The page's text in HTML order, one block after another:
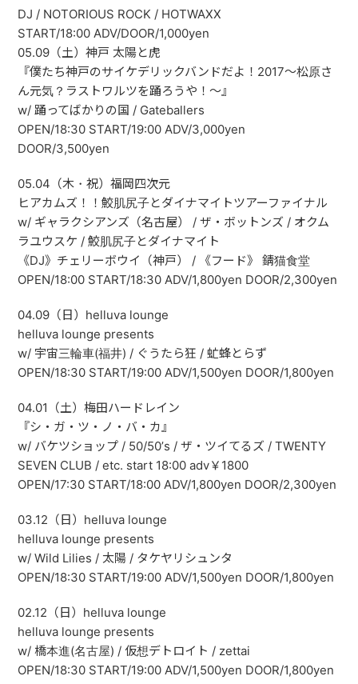
DJ / NOTORIOUS ROCK / HOTWAXX
START/18:00 ADV/DOOR/1,000yen
05.09（土）神戸 太陽と虎
『僕たち神戸のサイケデリックバンドだよ！2017〜松原さ
ん元気？ラストワルツを踊ろうや！〜』
w/ 踊ってばかりの国 / Gateballers
OPEN/18:30 START/19:00 ADV/3,000yen
DOOR/3,500yen
05.04（木・祝）福岡四次元
ヒアカムズ！！鮫肌尻子とダイナマイトツアーファイナル
w/ ギャラクシアンズ（名古屋） / ザ・ボットンズ / オクム
ラユウスケ / 鮫肌尻子とダイナマイト
《DJ》チェリーボウイ（神戸） / 《フード》 錆猫食堂
OPEN/18:00 START/18:30 ADV/1,800yen DOOR/2,300yen
04.09（日）helluva lounge
helluva lounge presents
w/ 宇宙三輪車(福井) / ぐうたら狂 / 虻蜂とらず
OPEN/18:30 START/19:00 ADV/1,500yen DOOR/1,800yen
04.01（土）梅田ハードレイン
『シ・ガ・ツ・ノ・バ・カ』
w/ バケツショップ / 50/50’s / ザ・ツイてるズ / TWENTY
SEVEN CLUB / etc. start 18:00 adv￥1800
OPEN/17:30 START/18:00 ADV/1,800yen DOOR/2,300yen
03.12（日）helluva lounge
helluva lounge presents
w/ Wild Lilies / 太陽 / タケヤリシュンタ
OPEN/18:30 START/19:00 ADV/1,500yen DOOR/1,800yen
02.12（日）helluva lounge
helluva lounge presents
w/ 橋本進(名古屋) / 仮想デトロイト / zettai
OPEN/18:30 START/19:00 ADV/1,500yen DOOR/1,800yen